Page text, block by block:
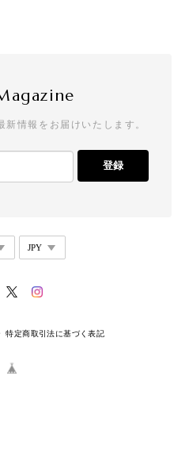
情報をお届けいたします。
登録
特定商取引法に基づく表記